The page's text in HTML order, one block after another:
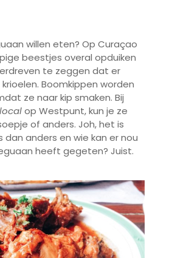
willen eten? Op Curaçao
beestjes overal opduiken
te zeggen dat er
Boomkippen worden
ze naar kip smaken. Bij
localop Westpunt, kun je ze
of anders. Joh, het is
dan anders en wie kan er nou
heeft gegeten? Juist.